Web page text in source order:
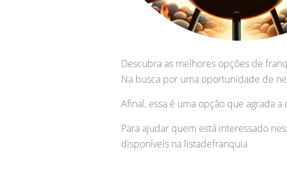
Descubra as melhores opções de
Na busca por uma oportunidade de
Afinal, essa é uma opção que agrada
Para ajudar quem está interessado
disponíveis na listadefranquia